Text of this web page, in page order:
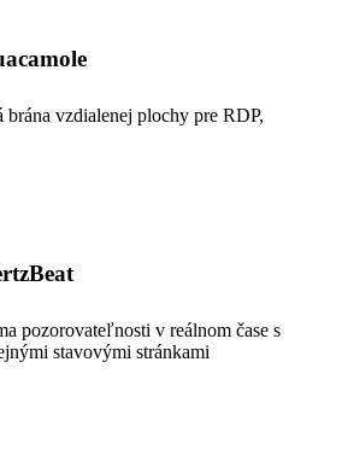
vzdialenej plochy pre RDP,
pozorovateľnosti v reálnom čase s
stavovými stránkami